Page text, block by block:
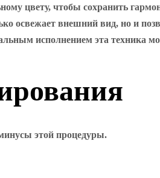
цвету, чтобы сохранить
освежает внешний вид, но и
исполнением эта техника
этой процедуры.